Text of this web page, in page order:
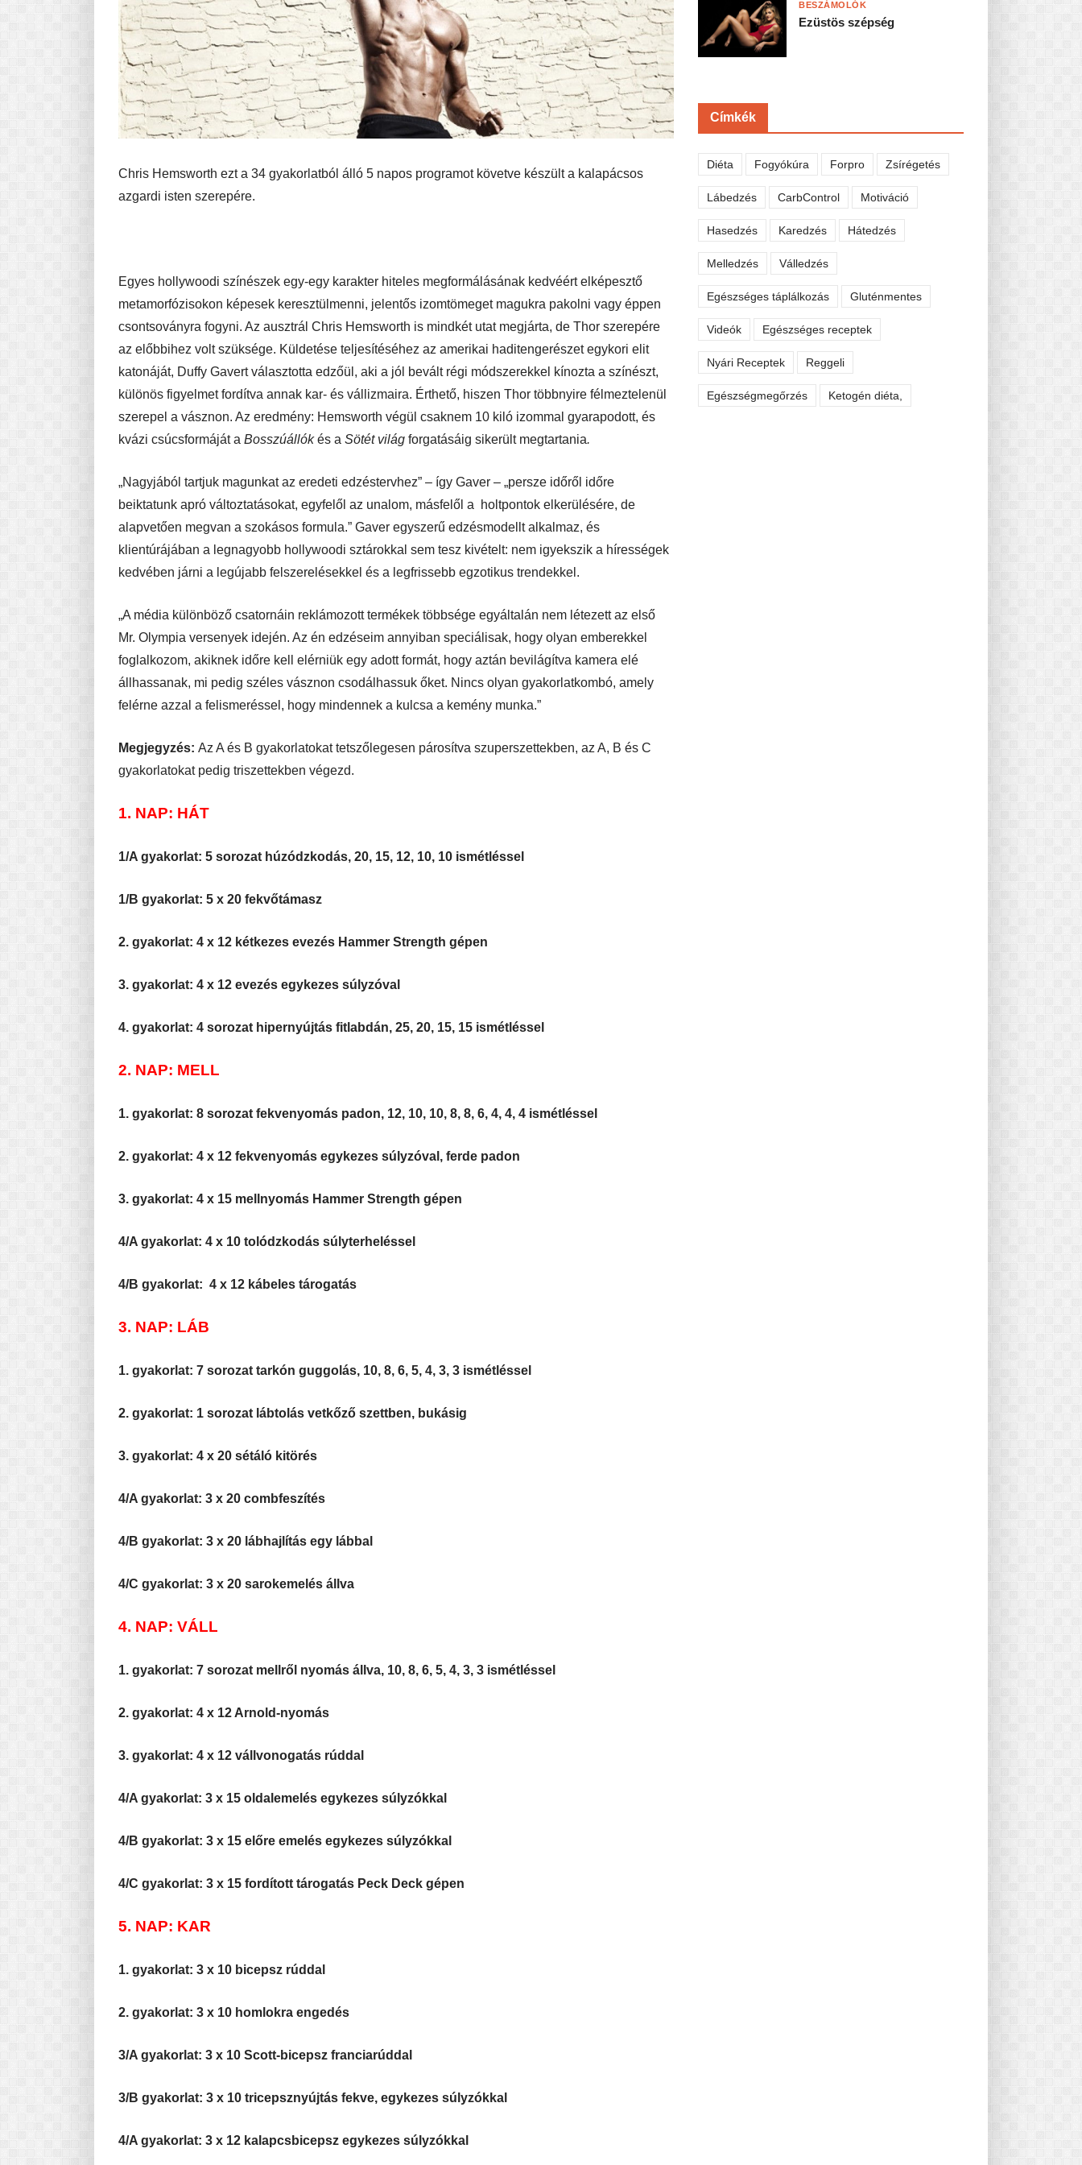
Chris Hemsworth ezt a 34 gyakorlatból álló 5 napos programot követve készült a kalapácsos
azgardi isten szerepére.
Egyes hollywoodi színészek egy-egy karakter hiteles megformálásának kedvéért elképesztő
metamorfózisokon képesek keresztülmenni, jelentős izomtömeget magukra pakolni vagy éppen
csontsoványra fogyni. Az ausztrál Chris Hemsworth is mindkét utat megjárta, de Thor szerepére
az előbbihez volt szüksége. Küldetése teljesítéséhez az amerikai haditengerészet egykori elit
katonáját, Duffy Gavert választotta edzőül, aki a jól bevált régi módszerekkel kínozta a színészt,
különös figyelmet fordítva annak kar- és vállizmaira. Érthető, hiszen Thor többnyire félmeztelenül
szerepel a vásznon. Az eredmény: Hemsworth végül csaknem 10 kiló izommal gyarapodott, és
kvázi csúcsformáját a Bosszúállókés a Sötét világ forgatásáig sikerült megtartania.
„Nagyjából tartjuk magunkat az eredeti edzéstervhez” – így Gaver – „persze időről időre
beiktatunk apró változtatásokat, egyfelől az unalom, másfelől a holtpontok elkerülésére, de
alapvetően megvan a szokásos formula.” Gaver egyszerű edzésmodellt alkalmaz, és
klientúrájában a legnagyobb hollywoodi sztárokkal sem tesz kivételt: nem igyekszik a hírességek
kedvében járni a legújabb felszerelésekkel és a legfrissebb egzotikus trendekkel.
„A média különböző csatornáin reklámozott termékek többsége egyáltalán nem létezett az első
Mr. Olympia versenyek idején. Az én edzéseim annyiban speciálisak, hogy olyan emberekkel
foglalkozom, akiknek időre kell elérniük egy adott formát, hogy aztán bevilágítva kamera elé
állhassanak, mi pedig széles vásznon csodálhassuk őket. Nincs olyan gyakorlatkombó, amely
felérne azzal a felismeréssel, hogy mindennek a kulcsa a kemény munka.”
Megjegyzés: Az A és B gyakorlatokat tetszőlegesen párosítva szuperszettekben, az A, B és C
gyakorlatokat pedig triszettekben végezd.
1. NAP: HÁT
1/A gyakorlat: 5 sorozat húzódzkodás, 20, 15, 12, 10, 10 ismétléssel
1/B gyakorlat: 5 x 20 fekvőtámasz
2. gyakorlat: 4 x 12 kétkezes evezés Hammer Strength gépen
3. gyakorlat: 4 x 12 evezés egykezes súlyzóval
4. gyakorlat: 4 sorozat hipernyújtás fitlabdán, 25, 20, 15, 15 ismétléssel
2. NAP: MELL
1. gyakorlat: 8 sorozat fekvenyomás padon, 12, 10, 10, 8, 8, 6, 4, 4, 4 ismétléssel
2. gyakorlat: 4 x 12 fekvenyomás egykezes súlyzóval, ferde padon
3. gyakorlat: 4 x 15 mellnyomás Hammer Strength gépen
4/A gyakorlat: 4 x 10 tolódzkodás súlyterheléssel
4/B gyakorlat: 4 x 12 kábeles tárogatás
3. NAP: LÁB
1. gyakorlat: 7 sorozat tarkón guggolás, 10, 8, 6, 5, 4, 3, 3 ismétléssel
2. gyakorlat: 1 sorozat lábtolás vetkőző szettben, bukásig
3. gyakorlat: 4 x 20 sétáló kitörés
4/A gyakorlat: 3 x 20 combfeszítés
4/B gyakorlat: 3 x 20 lábhajlítás egy lábbal
4/C gyakorlat: 3 x 20 sarokemelés állva
4. NAP: VÁLL
1. gyakorlat: 7 sorozat mellről nyomás állva, 10, 8, 6, 5, 4, 3, 3 ismétléssel
2. gyakorlat: 4 x 12 Arnold-nyomás
3. gyakorlat: 4 x 12 vállvonogatás rúddal
4/A gyakorlat: 3 x 15 oldalemelés egykezes súlyzókkal
4/B gyakorlat: 3 x 15 előre emelés egykezes súlyzókkal
4/C gyakorlat: 3 x 15 fordított tárogatás Peck Deck gépen
5. NAP: KAR
1. gyakorlat: 3 x 10 bicepsz rúddal
2. gyakorlat: 3 x 10 homlokra engedés
3/A gyakorlat: 3 x 10 Scott-bicepsz franciarúddal
3/B gyakorlat: 3 x 10 tricepsznyújtás fekve, egykezes súlyzókkal
4/A gyakorlat: 3 x 12 kalapcsbicepsz egykezes súlyzókkal
Ezüstös szépség
BESZÁMOLÓK
Címkék
Diéta Fogyókúra Forpro Zsírégetés
Lábedzés CarbControl Motiváció
Hasedzés Karedzés Hátedzés
Melledzés Válledzés
Egészséges táplálkozás Gluténmentes
Videók Egészséges receptek
Nyári Receptek Reggeli
Egészségmegőrzés Ketogén diéta,